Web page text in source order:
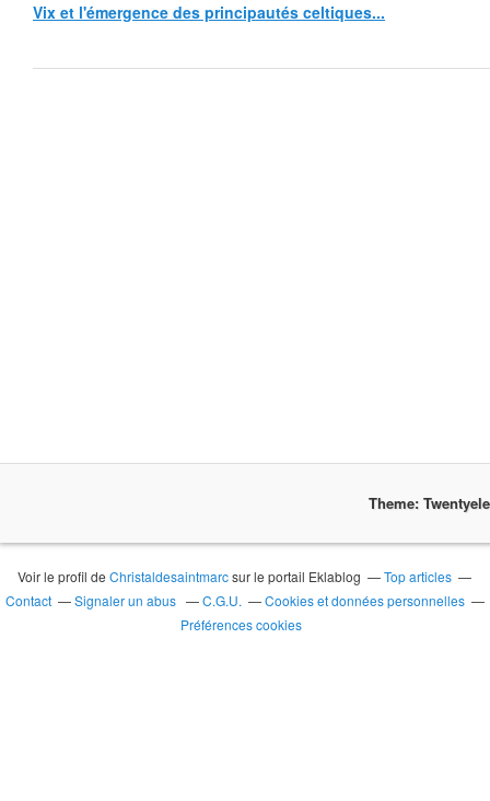
Vix et l'émergence des principautés celtiques...
Theme:
Voir le profil deChristaldesaintmarcsur le portail Eklablog
Top articles
Contact
Signaler un abus C.G.U.
Cookies et données personnelles
Préférences cookies